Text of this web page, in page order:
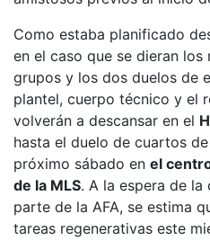
Como estaba planificado
en el caso que se dieran
grupos y los dos duelos de
plantel, cuerpo técnico y el
volverán a descansar en el
hasta el duelo de cuartos
próximo sábado en el
de la MLS. A la espera de
parte de la AFA, se estima
tareas regenerativas este